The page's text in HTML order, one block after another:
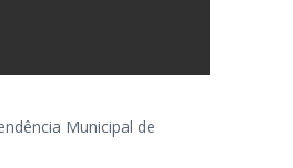
Municipal de